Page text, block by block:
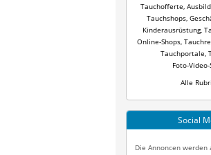
Tauchofferte
Tauchshops
Kinderausrüstung,
Online-Shops
Tauchportale
Foto-
Alle
Social
Die Annoncen